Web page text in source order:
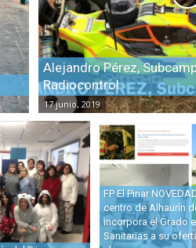
Alejandro Pérez,
Radiocontrol
17 junio, 2019
FP El Pinar
centro de Alhaurín
incorpora el Grado
Sanitarias a su